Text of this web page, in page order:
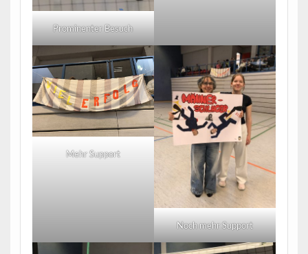
Prominenter Besuch
Mehr Support
Noch mehr Support